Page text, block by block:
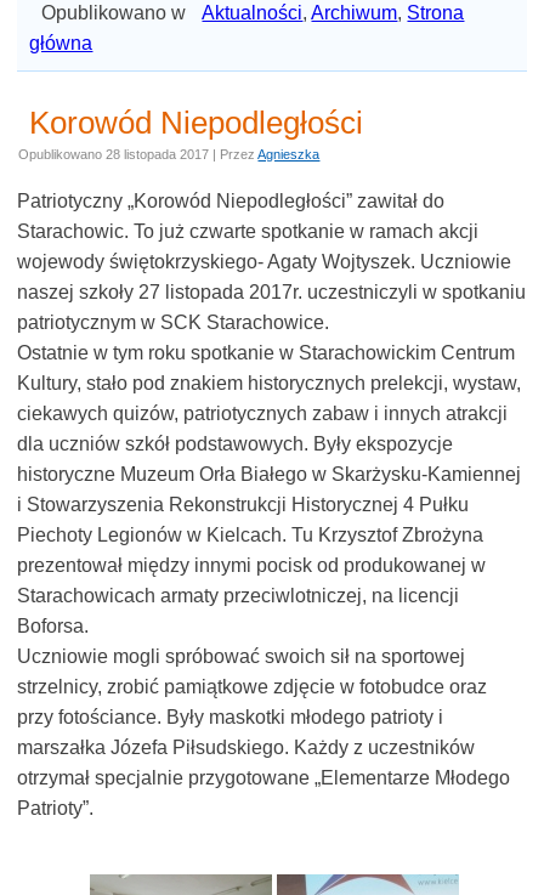
Opublikowano w Aktualności,Archiwum, Strona
główna
Korowód Niepodległości
Opublikowano 28 listopada 2017 | Przez Agnieszka
Patriotyczny „Korowód Niepodległości” zawitał do
Starachowic. To już czwarte spotkanie w ramach akcji
wojewody świętokrzyskiego- Agaty Wojtyszek. Uczniowie
naszej szkoły 27 listopada 2017r. uczestniczyli w spotkaniu
patriotycznym w SCK Starachowice.
Ostatnie w tym roku spotkanie w Starachowickim Centrum
Kultury, stało pod znakiem historycznych prelekcji, wystaw,
ciekawych quizów, patriotycznych zabaw i innych atrakcji
dla uczniów szkół podstawowych. Były ekspozycje
historyczne Muzeum Orła Białego w Skarżysku-Kamiennej
i Stowarzyszenia Rekonstrukcji Historycznej 4 Pułku
Piechoty Legionów w Kielcach. Tu Krzysztof Zbrożyna
prezentował między innymi pocisk od produkowanej w
Starachowicach armaty przeciwlotniczej, na licencji
Boforsa.
Uczniowie mogli spróbować swoich sił na sportowej
strzelnicy, zrobić pamiątkowe zdjęcie w fotobudce oraz
przy fotościance. Były maskotki młodego patrioty i
marszałka Józefa Piłsudskiego. Każdy z uczestników
otrzymał specjalnie przygotowane „Elementarze Młodego
Patrioty”.